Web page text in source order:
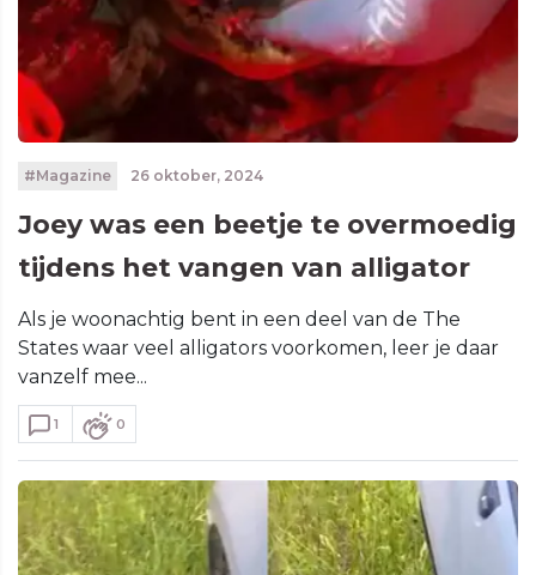
#Magazine 26 oktober, 2024
Joey was een beetje te overmoedig
tijdens het vangen van alligator
Als je woonachtig bent in een deel van de The
States waar veel alligators voorkomen, leer je daar
vanzelf mee...
1 0